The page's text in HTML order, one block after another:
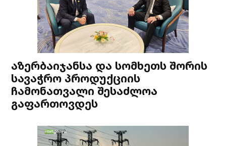
აზერბაიჯანსა და სომხეთს შორის
სავაჭრო პროდუქციის
ჩამონათვალი შესაძლოა
გაფართოვდეს